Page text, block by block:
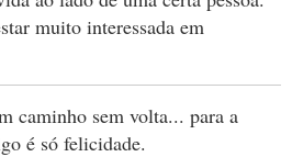
muito interessada em
caminho sem volta... para a
é só felicidade.